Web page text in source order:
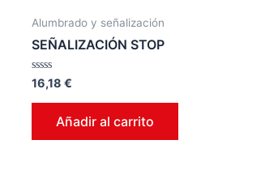
Alumbrado y señalización
SEÑALIZACIÓN STOP
Valorado
0
16,18 €
Añadir al carrito